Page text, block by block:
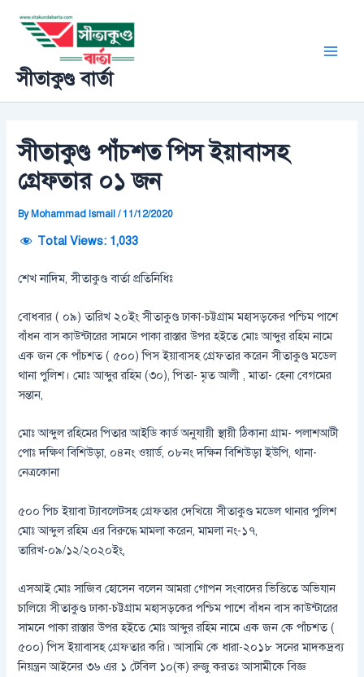
content
সীতাকুণ্ড বার্তা
সীতাকুণ্ড পাঁচশত পিস ইয়াবাসহ
গ্রেফতার ০১ জন
By Mohammad Ismail/ 11/12/2020
Total Views: 1,033
শেখ নাদিম, সীতাকুণ্ড বার্তা প্রতিনিধিঃ
বোধবার ( ০৯) তারিখ ২০ইং সীতাকুণ্ড ঢাকা-চট্টগ্রাম মহাসড়কের পশ্চিম পাশে
বাঁধন বাস কাউন্টারের সামনে পাকা রাস্তার উপর হইতে মোঃ আব্দুর রহিম নামে
এক জন কে পাঁচশত ( ৫০০) পিস ইয়াবাসহ গ্রেফতার করেন সীতাকুণ্ড মডেল
থানা পুলিশ। মোঃ আব্দুর রহিম (৩০), পিতা- মৃত আলী , মাতা- হেনা বেগমের
সন্তান,
মোঃ আব্দুল রহিমের পিতার আইডি কার্ড অনুযায়ী স্থায়ী ঠিকানা গ্রাম- পলাশআটী
পোঃ দক্ষিণ বিশিউড়া, ০৪নং ওয়ার্ড, ০৮নং দক্ষিন বিশিউড়া ইউপি, থানা-
নেত্রকোনা
৫০০ পিচ ইয়াবা ট্যাবলেটসহ গ্রেফতার দেখিয়ে সীতাকুণ্ড মডেল থানার পুলিশ
মোঃ আব্দুল রহিম এর বিরুদ্ধে মামলা করেন, মামলা নং-১৭,
তারিখ-০৯/১২/২০২০ইং,
এসআই মোঃ সাজিব হোসেন বলেন আমরা গোপন সংবাদের ভিত্তিতে অভিযান
চালিয়ে সীতাকুণ্ড ঢাকা-চট্টগ্রাম মহাসড়কের পশ্চিম পাশে বাঁধন বাস কাউন্টারের
সামনে পাকা রাস্তার উপর হইতে মোঃ আব্দুর রহিম নামে এক জন কে পাঁচশত (
৫০০) পিস ইয়াবাসহ গ্রেফতার করি। আসামি কে ধারা-২০১৮ সনের মাদকদ্রব্য
নিয়ন্ত্রন আইনের ৩৬ এর ১ টেবিল ১০(ক) রুজু করতঃ আসামীকে বিজ্ঞ
navigation